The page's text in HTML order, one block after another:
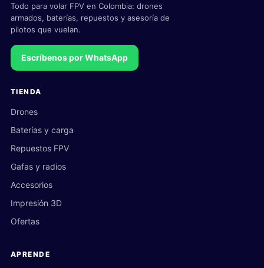
Todo para volar FPV en Colombia: drones
armados, baterías, repuestos y asesoría de
pilotos que vuelan.
Escríbenos por WhatsApp
TIENDA
Drones
Baterías y carga
Repuestos FPV
Gafas y radios
Accesorios
Impresión 3D
Ofertas
APRENDE